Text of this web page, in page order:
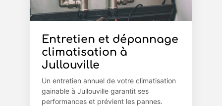
Entretien et dépannage
climatisation à
Jullouville
Un entretien annuel de votre climatisation
gainable à Jullouville garantit ses
performances et prévient les pannes.